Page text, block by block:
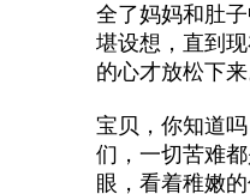
全了妈妈和肚
堪设想，直到
的心才放松下来
宝贝，你知道
们，一切苦难
眼，看着稚嫩